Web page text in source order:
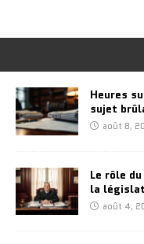
Heures
sujet
août 8,
Le rôle
la
août 4,